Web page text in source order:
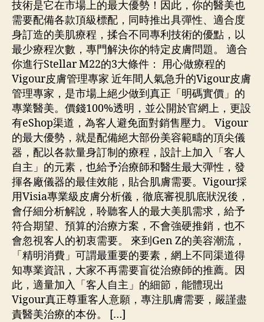
技術是它在市場上的最大優勢！因此，你的醫美也
需要配備各款頂級標配，同時推出具彈性、適合度
身訂造的美肌療程，揉合不同專利技術的優點，以
最少療程次數，專門解決你的特定皮膚問題。 適合
你進行Stellar M22的3大條件： 用心做療程的
Vigour皮膚管理專家 近年間人氣急升的Vigour皮膚
管理專家，是市場上絕少做到真正「明碼實價」的
專業醫美。價錢100%透明，並公開於官網上，更設
有eShop渠道，為客人避免面對銷售壓力。 Vigour
的最大優勢，就是配備絕大部份美容範疇的頂尖儀
器，配以各款量身訂制的療程，設計上加入「客人
自主」的元素，也給予治療師和醫生最大彈性，發
揮各廠儀器的最佳效能，貼合肌膚需要。Vigour採
用Visia專業級皮膚分析儀，徹底審視肌底狀況後，
會仔細分析解說，聆聽客人的最大美肌需求，給予
符合期望、預算的治療方案，不會強硬推銷，也不
會忽視客人的初衷需要。 來到Gen Z的美容潮流，
「精明消費」可謂最重要的要素，網上不同渠道得
知專業資訊，大家不再需要盲從治療師的推薦。因
此，適量加入「客人自主」的細節，能體現出
Vigour真正尊重客人意願，專注肌膚需要，嚴謹盡
責醫美治療的本份。 […]